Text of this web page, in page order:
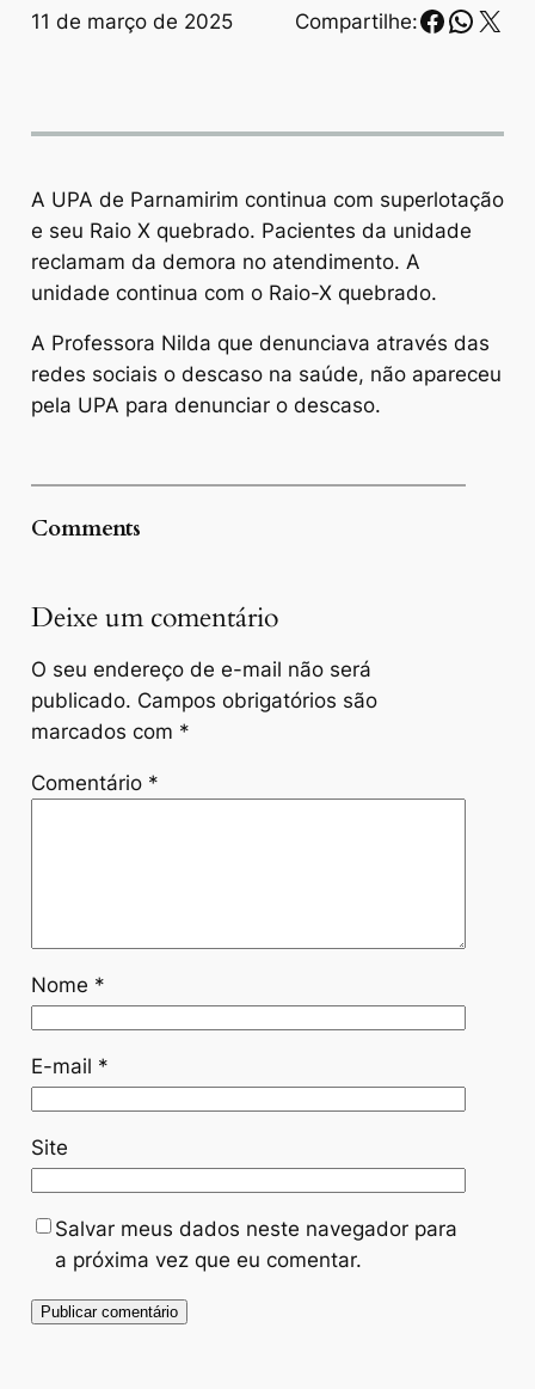
11 de março de 2025 Compartilhe: X
A UPA de Parnamirim continua com superlotação
e seu Raio X quebrado. Pacientes da unidade
reclamam da demora no atendimento. A
unidade continua com o Raio-X quebrado.
A Professora Nilda que denunciava através das
redes sociais o descaso na saúde, não apareceu
pela UPA para denunciar o descaso.
Comments
Deixe um comentário
O seu endereço de e-mail não será
publicado. Campos obrigatórios são
marcados com *
Comentário *
Nome *
E-mail *
Site
Salvar meus dados neste navegador para
a próxima vez que eu comentar.